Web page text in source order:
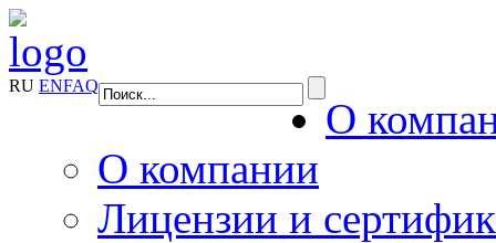
RU ENFAQ
О
О компании
Лицензии и